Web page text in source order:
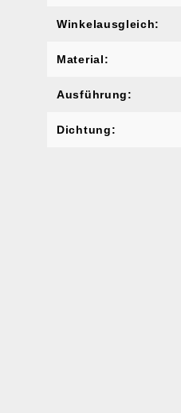
Winkelausgleich:
Material:
Ausführung:
Dichtung: